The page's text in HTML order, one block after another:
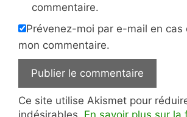
commentaire.
Prévenez-moi par e-mail en cas
mon commentaire.
Ce site utilise Akismet pour